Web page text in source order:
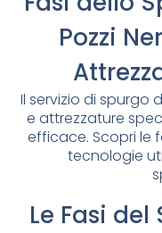
Pozzi
Il servizio di spurgo
e attrezzature
efficace. Scopri le
tecnologie
Le Fasi